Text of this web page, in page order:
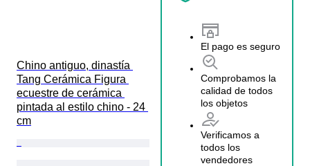
El pago es seguro
Comprobamos la
calidad de todos
los objetos
Verificamos a
todos los
vendedores
Chino antiguo, dinastía
Tang Cerámica Figura
ecuestre de cerámica
pintada al estilo chino - 24
cm